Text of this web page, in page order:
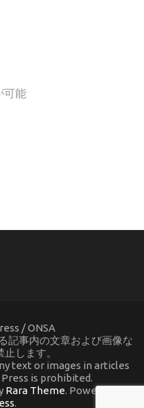
可能
/ ONSA
記事内の文章および画像な
します。
text or images in articles
is prohibited.
Rara Theme. Powered by
.